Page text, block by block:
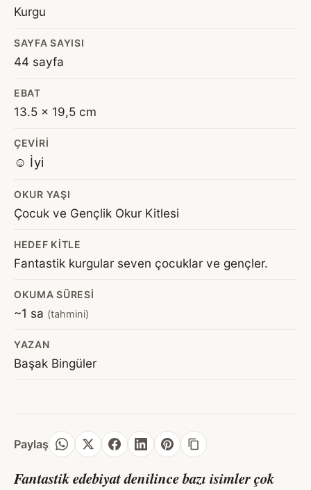
Kurgu
SAYFA SAYISI
44 sayfa
EBAT
13.5 x 19,5 cm
ÇEVIRI
☺️ İyi
OKUR YAŞI
Çocuk ve Gençlik Okur Kitlesi
HEDEF KITLE
Fantastik kurgular seven çocuklar ve gençler.
OKUMA SÜRESI
~1 sa (tahmini)
YAZAN
Başak Bingüler
Paylaş
Fantastik edebiyat denilince bazı isimler çok